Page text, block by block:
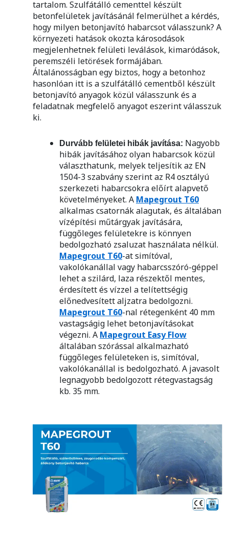
tartalom. Szulfátálló cementtel készült
betonfelületek javításánál felmerülhet a kérdés,
hogy milyen betonjavító habarcsot válasszunk? A
környezeti hatások okozta károsodások
megjelenhetnek felületi leválások, kimaródások,
peremszéli letörések formájában.
Általánosságban egy biztos, hogy a betonhoz
hasonlóan itt is a szulfátálló cementből készült
betonjavító anyagok közül válasszunk és a
feladatnak megfelelő anyagot eszerint válasszuk
ki.
Durvább felületei hibák javítása: Nagyobb
hibák javításához olyan habarcsok közül
választhatunk, melyek teljesítik az EN
1504-3 szabvány szerint az R4 osztályú
szerkezeti habarcsokra előírt alapvető
követelményeket. A Mapegrout T60
alkalmas csatornák alagutak, és általában
vízépítési műtárgyak javítására,
függőleges felületekre is könnyen
bedolgozható zsaluzat használata nélkül.
Mapegrout T60-at simítóval,
vakolókanállal vagy habarcsszóró-géppel
lehet a szilárd, laza részektől mentes,
érdesített és vízzel a telítettségig
előnedvesített aljzatra bedolgozni.
Mapegrout T60-nal rétegenként 40 mm
vastagságig lehet betonjavításokat
végezni. A Mapegrout Easy Flow
általában szórással alkalmazható
függőleges felületeken is, simítóval,
vakolókanállal is bedolgozható. A javasolt
legnagyobb bedolgozott rétegvastagság
kb. 35 mm.